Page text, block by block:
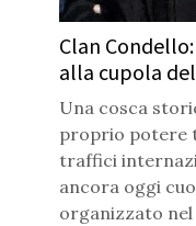
Clan
alla cupola
Una cosca
proprio potere
traffici
ancora oggi
organizzato